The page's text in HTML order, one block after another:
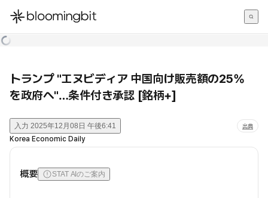
한국어
トランプ "エヌビディア 中国向け販売額の25%
を政府へ"…条件付き承認 [銘柄+]
入力 2025年12月08日 午後6:41 出典
Korea Economic Daily
概要 STAT AIのご案内